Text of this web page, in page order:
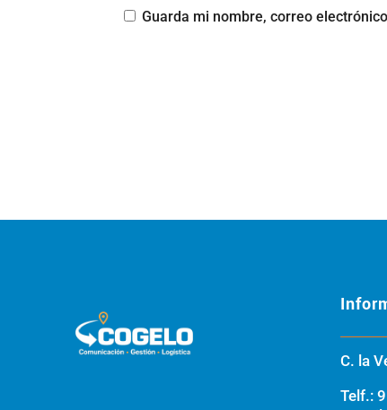
Guarda mi nombre, correo
C. la
Telf.: